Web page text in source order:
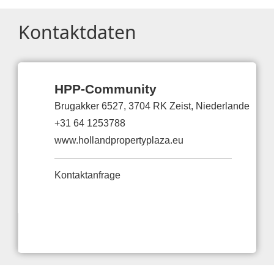
Kontaktdaten
HPP-Community
Brugakker 6527, 3704 RK Zeist, Niederlande
+31 64 1253788
www.hollandpropertyplaza.eu
Kontaktanfrage